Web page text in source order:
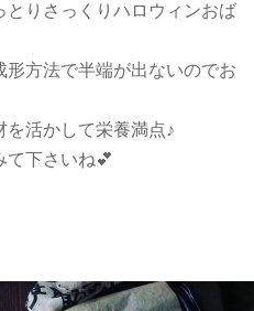
りさっくりハロウィンおば
方法で半端が出ないのでお
活かして栄養満点♪
て下さいね💕